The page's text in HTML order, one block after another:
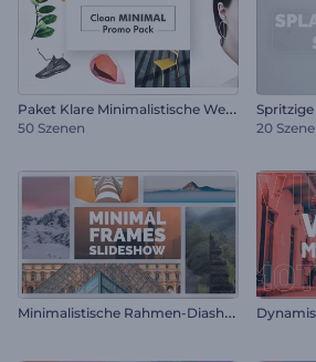
P
aket Klare Minimalistische Werbung
50 Szenen
20
M
inimalistische Rahmen-Diashow